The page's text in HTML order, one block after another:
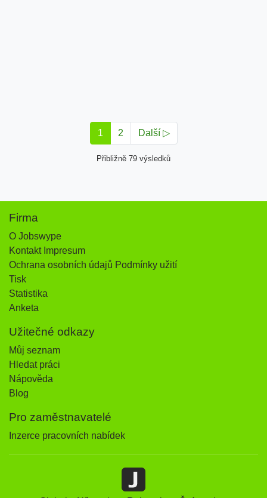
1 2 Další ▷
Přibližně 79 výsledků
Firma
O Jobswype
Kontakt Impresum
Ochrana osobních údajů Podmínky užití
Tisk
Statistika
Anketa
Užitečné odkazy
Můj seznam
Hledat práci
Nápověda
Blog
Pro zaměstnavatelé
Inzerce pracovních nabídek